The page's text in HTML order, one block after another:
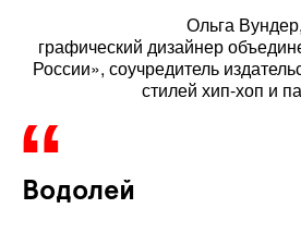
Ольга Вундер,
графический дизайнер
России», соучредитель
стилей хип-хоп и
Водолей